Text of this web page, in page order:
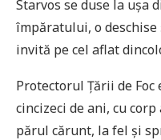
Starvos se duse la ușa
împăratului, o
invită pe cel aflat
Protectorul Țării de
cincizeci de ani, cu
părul cărunt, la fel și